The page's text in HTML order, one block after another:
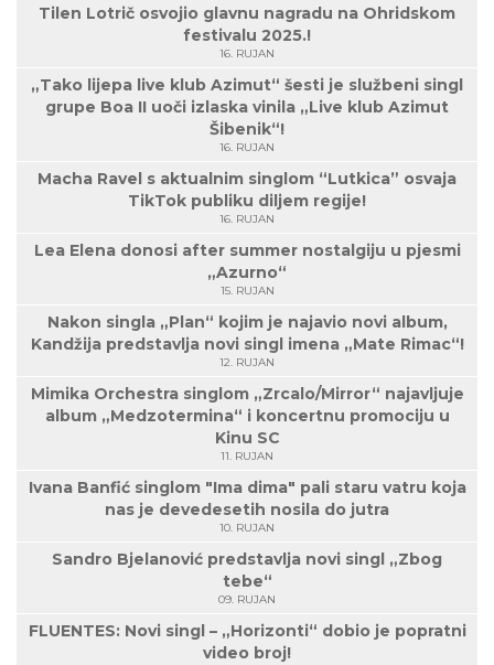
Tilen Lotrič osvojio glavnu nagradu na Ohridskom
festivalu 2025.!
16. RUJAN
„Tako lijepa live klub Azimut“ šesti je službeni singl
grupe Boa II uoči izlaska vinila „Live klub Azimut
Šibenik“!
16. RUJAN
Macha Ravel s aktualnim singlom “Lutkica” osvaja
TikTok publiku diljem regije!
16. RUJAN
Lea Elena donosi after summer nostalgiju u pjesmi
„Azurno“
15. RUJAN
Nakon singla „Plan“ kojim je najavio novi album,
Kandžija predstavlja novi singl imena „Mate Rimac“!
12. RUJAN
Mimika Orchestra singlom „Zrcalo/Mirror“ najavljuje
album „Medzotermina“ i koncertnu promociju u
Kinu SC
11. RUJAN
Ivana Banfić singlom "Ima dima" pali staru vatru koja
nas je devedesetih nosila do jutra
10. RUJAN
Sandro Bjelanović predstavlja novi singl „Zbog
tebe“
09. RUJAN
FLUENTES: Novi singl – „Horizonti“ dobio je popratni
video broj!